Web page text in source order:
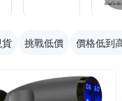
挑戰低價 價格低到